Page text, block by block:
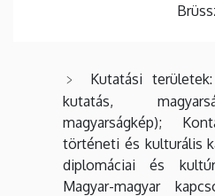
Kutatási
kutatás,
magyarságkép);
történeti és kulturális
diplomáciai és
Magyar-magyar